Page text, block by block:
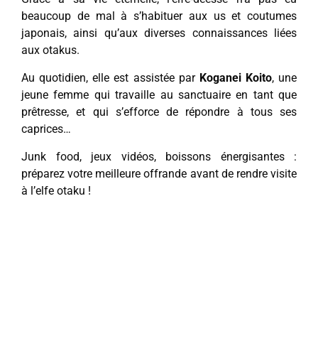
beaucoup de mal à s’habituer aux us et coutumes
japonais, ainsi qu’aux diverses connaissances liées
aux otakus.
Au quotidien, elle est assistée par Koganei Koito, une
jeune femme qui travaille au sanctuaire en tant que
prêtresse, et qui s’efforce de répondre à tous ses
caprices…
Junk food, jeux vidéos, boissons énergisantes :
préparez votre meilleure offrande avant de rendre visite
à l’elfe otaku !